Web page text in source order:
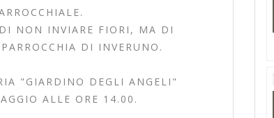
NON INVIARE FIORI, MA DI
DI INVERUNO.
"GIARDINO DEGLI ANGELI"
ALLE ORE 14.00.